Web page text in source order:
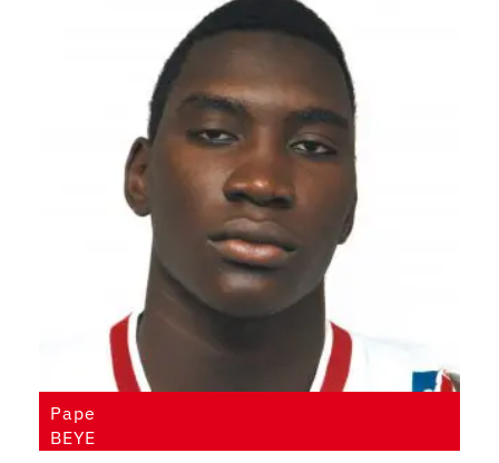
Pape
BEYE